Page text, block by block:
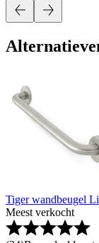
Tiger wandbeugel
Meest verkocht